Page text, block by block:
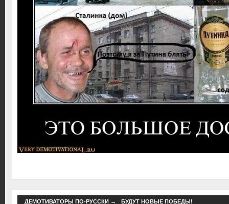
ДЕМОТИВАТОРЫ ПО-РУССКИ→ БУДУТ НОВЫЕ ПОБЕДЫ!